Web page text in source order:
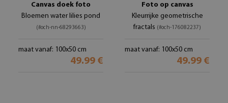
Canvas doek foto
Bloemen water lilies pond
(#och-nn-68293663)
maat vanaf: 100x50 cm
49.99 €
Foto op canvas
Kleurrijke geometrische
fractals (#och-176082237)
maat vanaf: 100x50 cm
49.99 €